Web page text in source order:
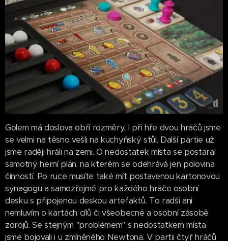
Golem má doslova obří rozměry. I při hře dvou hráčů jsme
se velmi na těsno vešli na kuchyňský stůl. Další partie už
jsme raději hráli na zemi. O nedostatek místa se postaral
samotný herní plán, na kterém se odehrává jen polovina
činností. Po ruce musíte také mít postavenou kartonovou
synagogu a samozřejmě pro každého hráče osobní
desku s připojenou deskou artefaktů. To radši ani
nemluvím o kartách cílů či všeobecné a osobní zásobě
zdrojů. Se stejným "problémem" s nedostatkem místa
jsme bojovali i u zmíněného Newtona. V partii čtyř hráčů